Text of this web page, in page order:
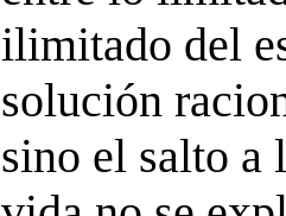
ilimitado del
solución
sino el salto a